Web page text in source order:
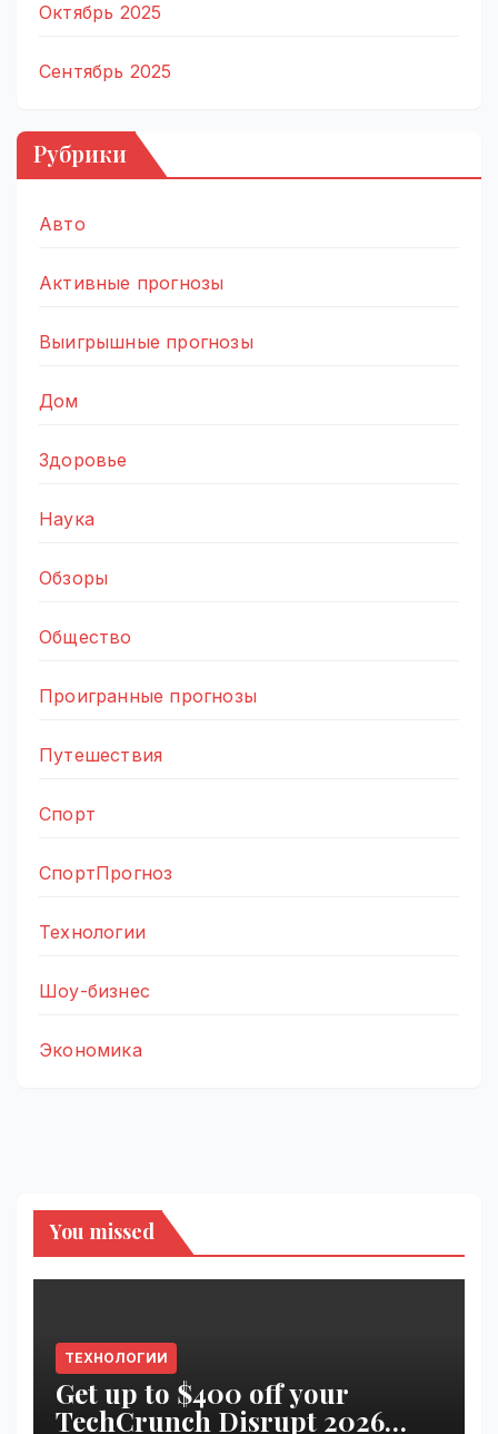
Октябрь 2025
Сентябрь 2025
Рубрики
Авто
Активные прогнозы
Выигрышные прогнозы
Дом
Здоровье
Наука
Обзоры
Общество
Проигранные прогнозы
Путешествия
Спорт
СпортПрогноз
Технологии
Шоу-бизнес
Экономика
You missed
ТЕХНОЛОГИИ
Get up to $400 off your
TechCrunch Disrupt 2026